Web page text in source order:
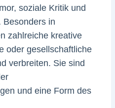
soziale Kritik und
Besonders in
zahlreiche kreative
oder gesellschaftliche
verbreiten. Sie sind
und eine Form des